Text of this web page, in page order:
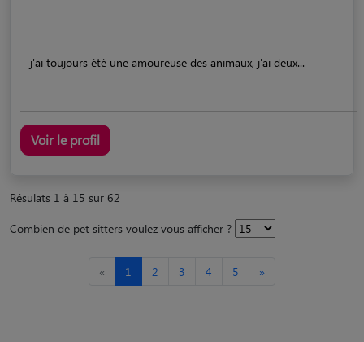
j'ai toujours été une amoureuse des animaux, j'ai deux...
Voir le profil
Résulats 1 à 15 sur 62
Combien de pet sitters voulez vous afficher ?
« 1 2 3 4 5 »